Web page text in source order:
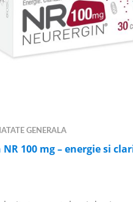
GENERALA
100 mg – energie si